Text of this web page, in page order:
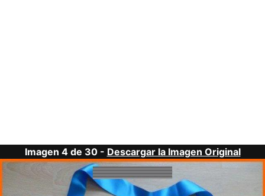
Imagen 4 de 30 - Descargar la Imagen Original